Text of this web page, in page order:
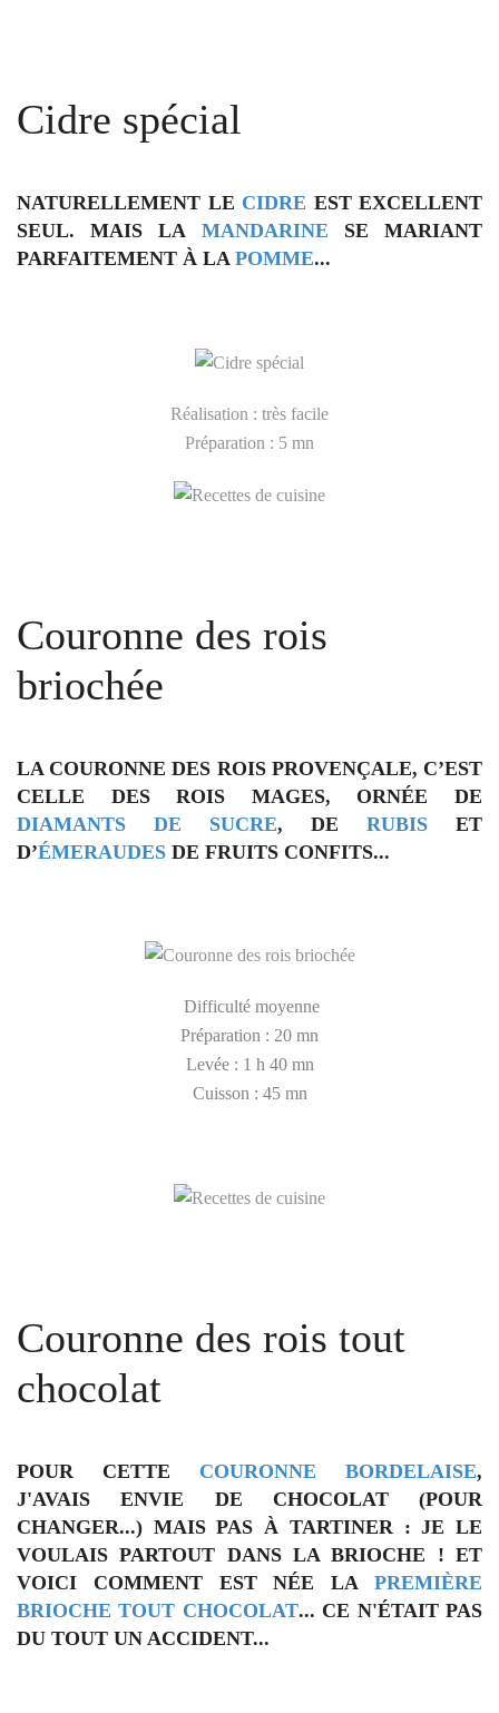
Cidre spécial
NATURELLEMENT LE CIDRE EST EXCELLENT
SEUL. MAIS LA MANDARINE SE MARIANT
PARFAITEMENT À LA POMME...
Réalisation : très facile
Préparation : 5 mn
Couronne des rois
briochée
LA COURONNE DES ROIS PROVENÇALE, C’EST
CELLE DES ROIS MAGES, ORNÉE DE
DIAMANTS DE SUCRE, DE RUBIS ET
D’ÉMERAUDES DE FRUITS CONFITS...
Difficulté moyenne
Préparation : 20 mn
Levée : 1 h 40 mn
Cuisson : 45 mn
Couronne des rois tout
chocolat
POUR CETTE COURONNE BORDELAISE,
J'AVAIS ENVIE DE CHOCOLAT (POUR
CHANGER...) MAIS PAS À TARTINER : JE LE
VOULAIS PARTOUT DANS LA BRIOCHE ! ET
VOICI COMMENT EST NÉE LAPREMIÈRE
BRIOCHE TOUT CHOCOLAT... CE N'ÉTAIT PAS
DU TOUT UN ACCIDENT...